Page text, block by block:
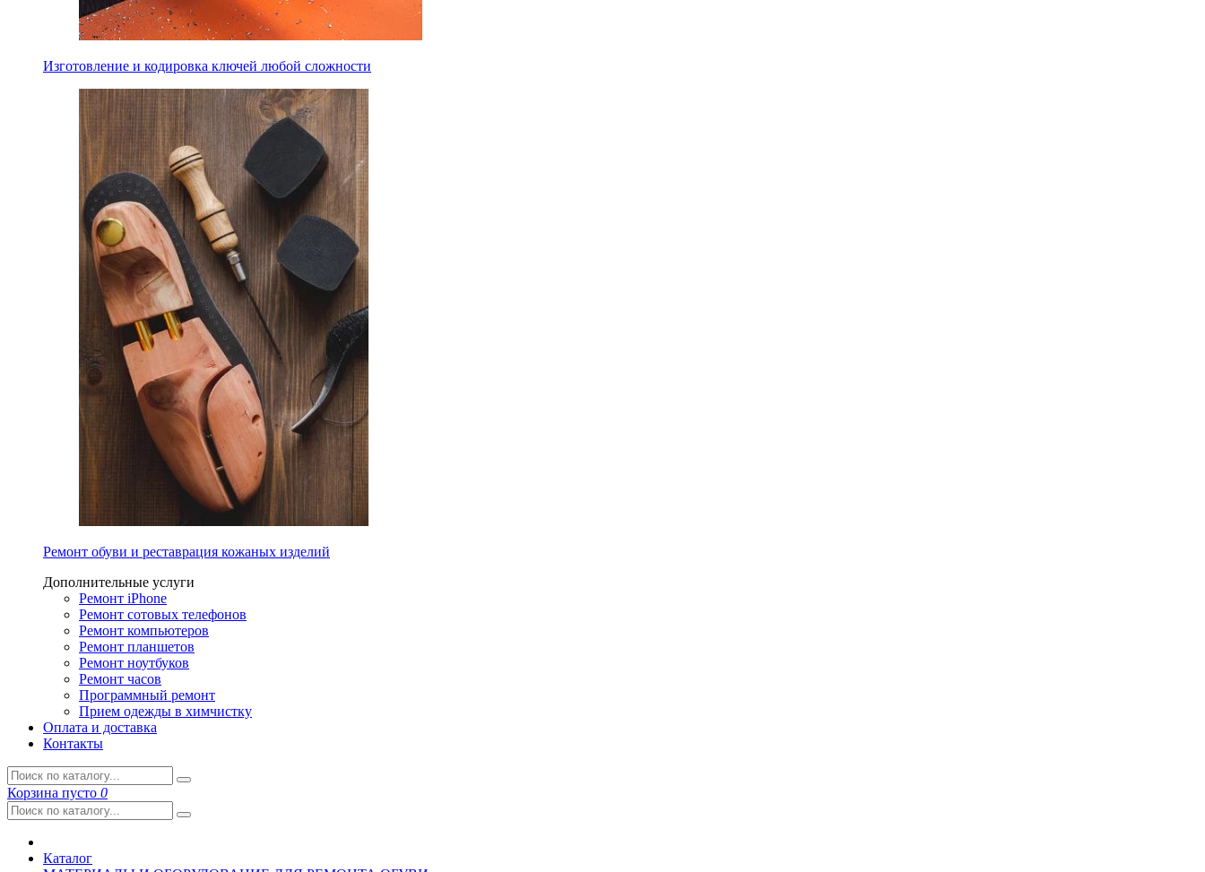
Изготовление и кодировка ключей любой сложности
Ремонт обуви и реставрация кожаных изделий
Дополнительные услуги
Ремонт iPhone
Ремонт сотовых телефонов
Ремонт компьютеров
Ремонт планшетов
Ремонт ноутбуков
Ремонт часов
Программный ремонт
Прием одежды в химчистку
Оплата и доставка
Контакты
Корзина пусто 0
Каталог